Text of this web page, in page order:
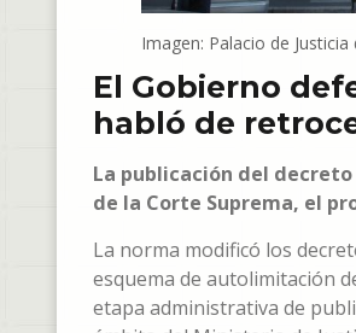
Imagen: Palacio de
El Gobierno
habló de
La publicación del
de la Corte Suprema, el
La norma modificó los
esquema de autolimitación
etapa administrativa de